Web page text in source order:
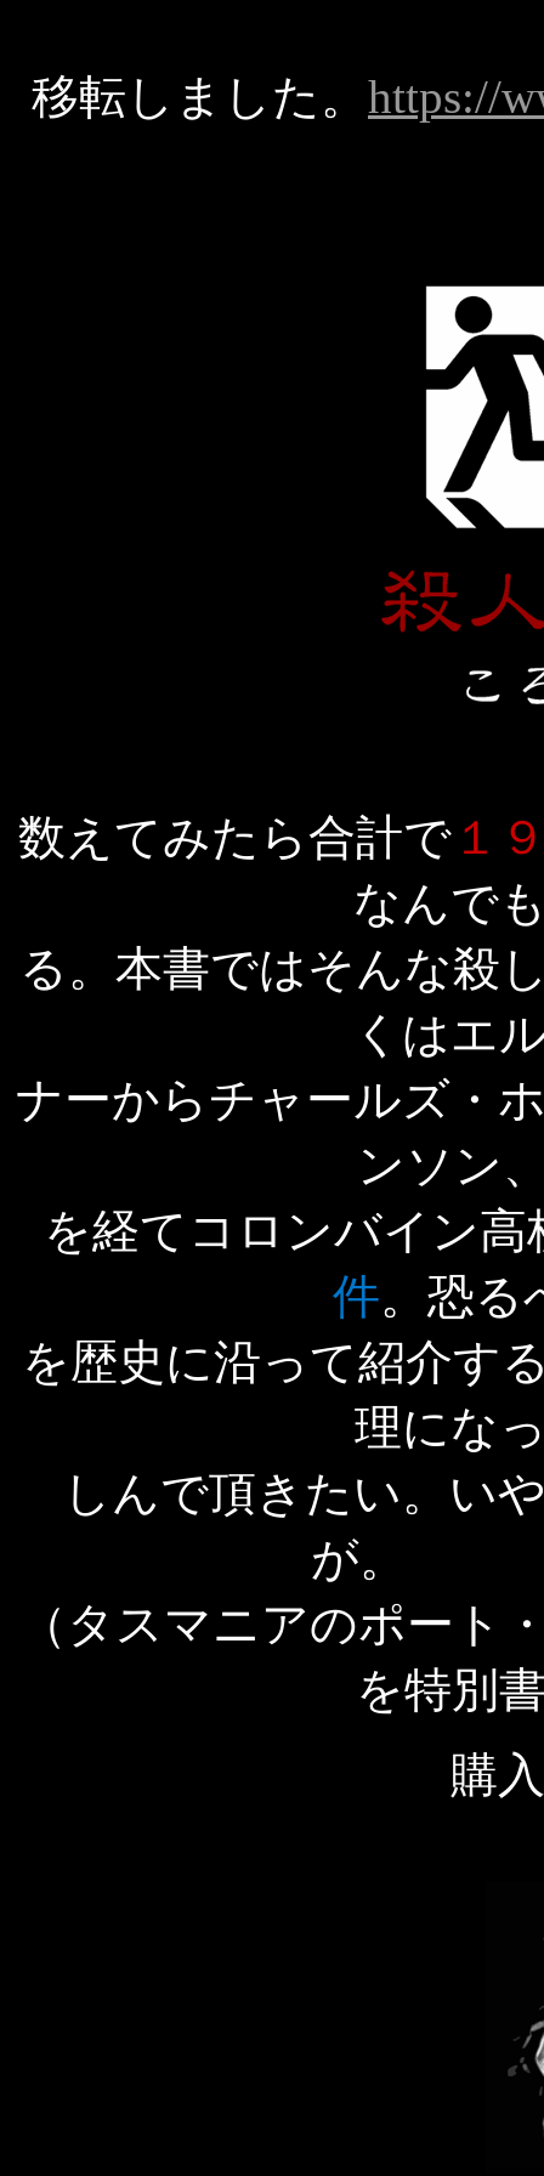
移転しました。 https://
数えてみたら合計で １
なんで
る。本書ではそんな殺
くはエ
ナーからチャールズ・
ンソン
を経てコロンバイン
件。恐る
を歴史に沿って紹介す
理にな
しんで頂きたい。い
（タスマニアのポート
を特別
購